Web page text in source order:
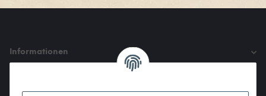
Informationen